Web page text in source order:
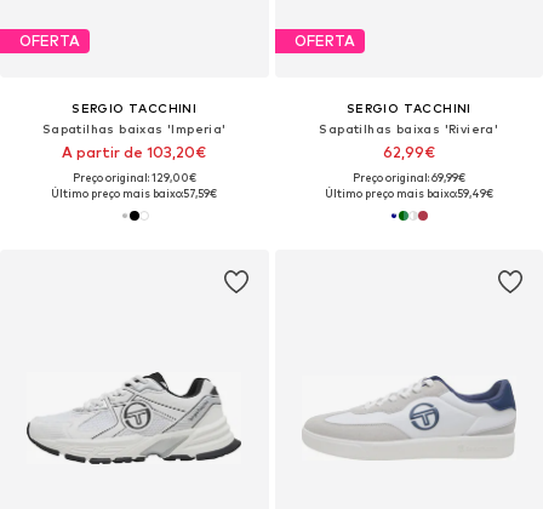
OFERTA
SERGIO TACCHINI
Sapatilhas baixas 'Imperia'
A partir de 103,20€
Preço original: 129,00€
Último preço mais baixo:57,59€
OFERTA
SERGIO TACCHINI
Sapatilhas baixas 'Riviera'
62,99€
Preço original: 69,99€
Último preço mais baixo:59,49€